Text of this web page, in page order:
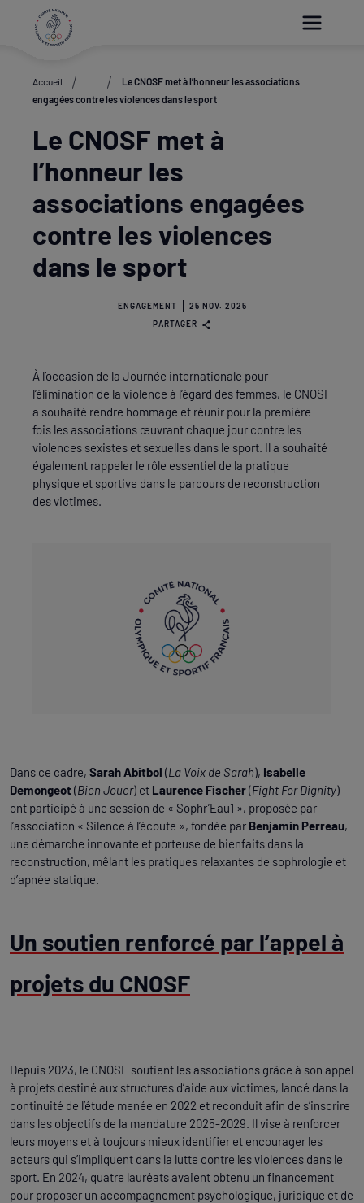
Accueil
Le CNOSF met à l’honneur les associations
engagées contre les violences dans le sport
Le CNOSF met à
l’honneur les
associations engagées
contre les violences
dans le sport
ENGAGEMENT
25 NOV. 2025
PARTAGER
À l’occasion de la Journée internationale pour
l’élimination de la violence à l’égard des femmes, le CNOSF
a souhaité rendre hommage et réunir pour la première
fois les associations œuvrant chaque jour contre les
violences sexistes et sexuelles dans le sport. Il a souhaité
également rappeler le rôle essentiel de la pratique
physique et sportive dans le parcours de reconstruction
des victimes.
Dans ce cadre, Sarah Abitbol (La Voix de Sarah), Isabelle
Demongeot (Bien Jouer) et Laurence Fischer(Fight For Dignity)
ont participé à une session de « Sophr’Eau1 », proposée par
l’association « Silence à l’écoute », fondée par Benjamin Perreau,
une démarche innovante et porteuse de bienfaits dans la
reconstruction, mêlant les pratiques relaxantes de sophrologie et
d’apnée statique.
Un soutien renforcé par l’appel à
projets du CNOSF
Depuis 2023, le CNOSF soutient les associations grâce à son appel
à projets destiné aux structures d’aide aux victimes, lancé dans la
continuité de l’étude menée en 2022 et reconduit afin de s’inscrire
dans les objectifs de la mandature 2025-2029. Il vise à renforcer
leurs moyens et à toujours mieux identifier et encourager les
acteurs qui s’impliquent dans la lutte contre les violences dans le
sport. En 2024, quatre lauréats avaient obtenu un financement
pour proposer un accompagnement psychologique, juridique et de
Paramétrer les cookies